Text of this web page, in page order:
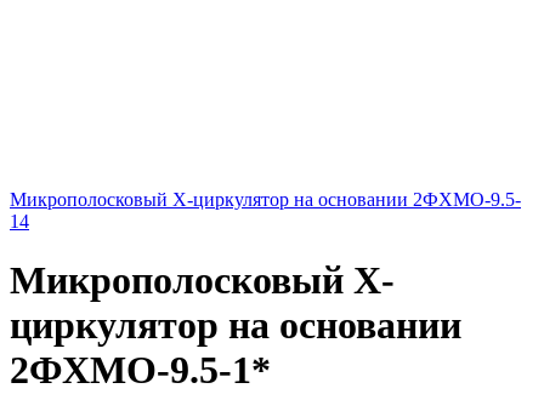
Микрополосковый X-циркулятор на основании 2ФХМО-9.5-
14
Микрополосковый X-
циркулятор на основании
2ФХМО-9.5-1*